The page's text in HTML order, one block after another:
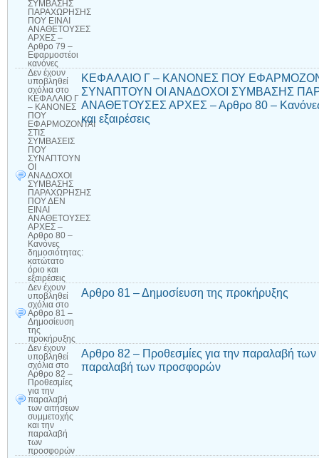
ΣΥΜΒΑΣΗΣ
ΠΑΡΑΧΩΡΗΣΗΣ
ΠΟΥ ΕΙΝΑΙ
ΑΝΑΘΕΤΟΥΣΕΣ
ΑΡΧΕΣ –
Αρθρο 79 –
Εφαρμοστέοι
κανόνες
Δεν έχουν
υποβληθεί
σχόλια στο
ΚΕΦΑΛΑΙΟ Γ
– ΚΑΝΟΝΕΣ
ΠΟΥ
ΕΦΑΡΜΟΖΟΝΤΑΙ
ΣΤΙΣ
ΣΥΜΒΑΣΕΙΣ
ΠΟΥ
ΣΥΝΑΠΤΟΥΝ
ΟΙ
ΑΝΑΔΟΧΟΙ
ΣΥΜΒΑΣΗΣ
ΠΑΡΑΧΩΡΗΣΗΣ
ΠΟΥ ΔΕΝ
ΕΙΝΑΙ
ΑΝΑΘΕΤΟΥΣΕΣ
ΑΡΧΕΣ –
Αρθρο 80 –
Κανόνες
δημοσιότητας:
κατώτατο
όριο και
εξαιρέσεις
ΚΕΦΑΛΑΙΟ Γ – ΚΑΝΟΝΕΣ ΠΟΥ
ΣΥΝΑΠΤΟΥΝ ΟΙ ΑΝΑΔΟΧΟΙ ΣΥΜΒΑΣΗΣ
ΑΝΑΘΕΤΟΥΣΕΣ ΑΡΧΕΣ – Αρθρο 80 – Κανόνες
και εξαιρέσεις
Δεν έχουν
υποβληθεί
σχόλια στο
Αρθρο 81 –
Δημοσίευση
της
προκήρυξης
Αρθρο 81 – Δημοσίευση της προκήρυξης
Δεν έχουν
υποβληθεί
σχόλια στο
Αρθρο 82 –
Προθεσμίες
για την
παραλαβή
των αιτήσεων
συμμετοχής
και την
παραλαβή
των
προσφορών
Αρθρο 82 – Προθεσμίες για την παραλαβή των
παραλαβή των προσφορών